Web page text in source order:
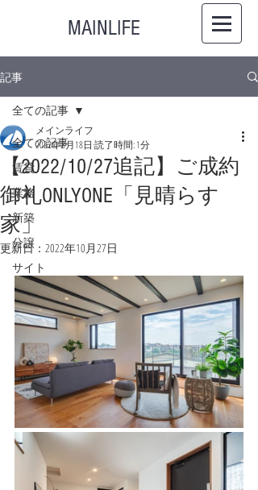
MAINLIFE
記事
全ての記事
賃貸
業務
新築
分譲
サイト
全ての記事
【2022/10/27追記】ご成約
御礼ONLYONE「見晴らす
家」
メインライフ
2022年8月18日 読了時間: 1分
更新日： 2022年10月27日